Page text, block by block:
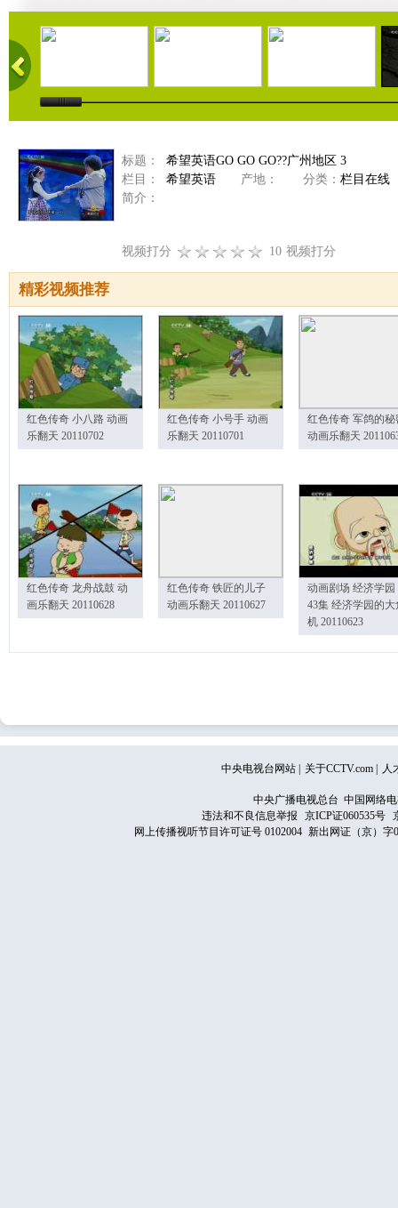
25:29 24:54 25:27
标题：
希望英语GO GO GO??广州地区 3
栏目：
希望英语 产地： 分类： 栏目在线
简介：
视频打分 10 视频打分
精彩视频推荐
红色传奇 小八路 动画
乐翻天 20110702
红色传奇 小号手 动画
乐翻天 20110701
红色传奇 军鸽的秘
动画乐翻天
红色传奇 龙舟战鼓 动
画乐翻天 20110628
红色传奇 铁匠的儿子
动画乐翻天 20110627
动画剧场 经济学园
43集 经济学园的大
机 20110623
中央电视台网站 关于CCTV.com 人
中央广播电视总台 中国网络
违法和不良信息举报
京ICP证060535号
网上传播视听节目许可证号 0102004 新出网证（京）